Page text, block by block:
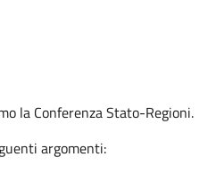
la Conferenza Stato-Regioni.
argomenti: